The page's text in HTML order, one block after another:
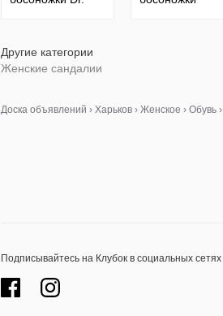
Другие категории
Женские сандалии
Доска объявлений › Харьков › Женское › Обувь ›
Подписывайтесь на Клубок в социальных сетях